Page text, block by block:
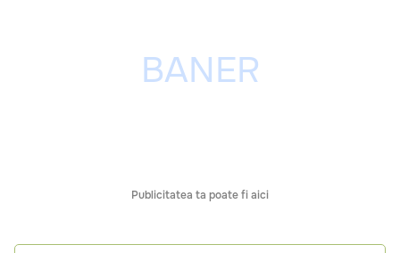
Publicitatea ta poate fi aici